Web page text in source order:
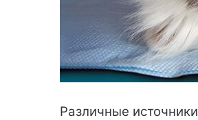
Различные